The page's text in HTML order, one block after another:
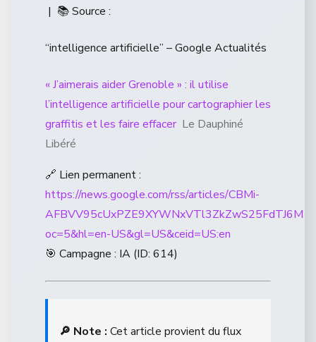
| 📚 Source :
“intelligence artificielle” – Google Actualités
« J’aimerais aider Grenoble » : il utilise
l’intelligence artificielle pour cartographier les
graffitis et les faire effacer Le Dauphiné
Libéré
🔗 Lien permanent :
https://news.google.com/rss/articles/CBMi-
oc=5&hl=en-US&gl=US&ceid=US:en
🎯 Campagne : IA (ID: 614)
🔎 Note : Cet article provient du flux